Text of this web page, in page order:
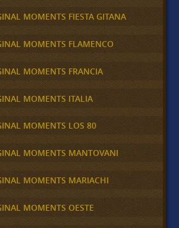
MOMENTS FIESTA GITANA
MOMENTS FLAMENCO
MOMENTS FRANCIA
MOMENTS ITALIA
MOMENTS LOS 80
MOMENTS MANTOVANI
MOMENTS MARIACHI
MOMENTS OESTE